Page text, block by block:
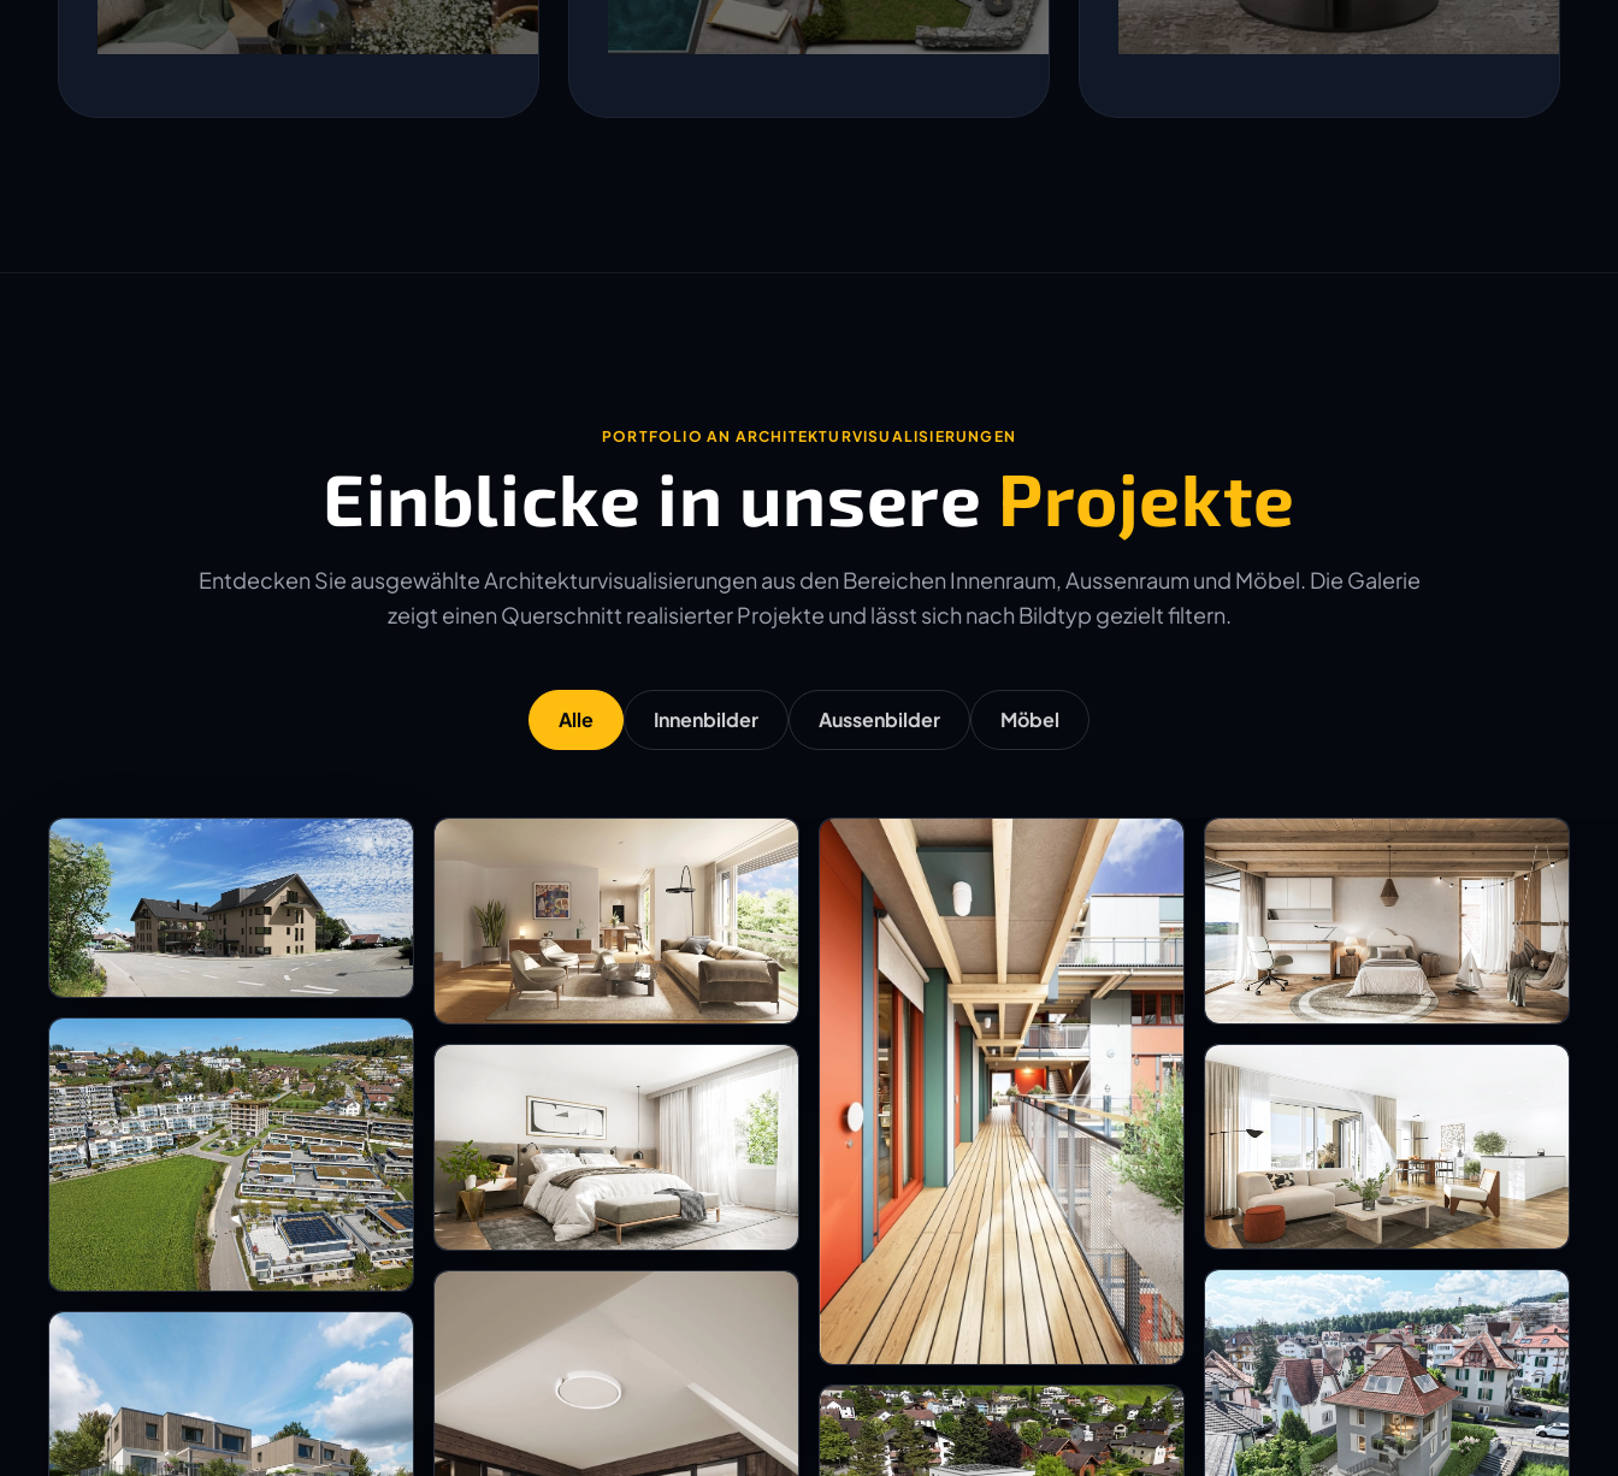
PORTFOLIO AN ARCHITEKTURVISUALISIERUNGEN
Einblicke in unsere Projekte
Entdecken Sie ausgewählte Architekturvisualisierungen aus den Bereichen Innenraum, Aussenraum und Möbel. Die Galerie
zeigt einen Querschnitt realisierter Projekte und lässt sich nach Bildtyp gezielt filtern.
Alle Innenbilder Aussenbilder Möbel